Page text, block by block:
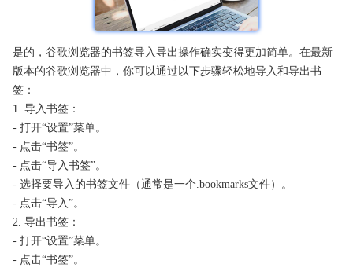
是的，谷歌浏览器的书签导入导出操作确实变得更加简单。在最新
版本的谷歌浏览器中，你可以通过以下步骤轻松地导入和导出书
签：
1. 导入书签：
- 打开“设置”菜单。
- 点击“书签”。
- 点击“导入书签”。
- 选择要导入的书签文件（通常是一个.bookmarks文件）。
- 点击“导入”。
2. 导出书签：
- 打开“设置”菜单。
- 点击“书签”。